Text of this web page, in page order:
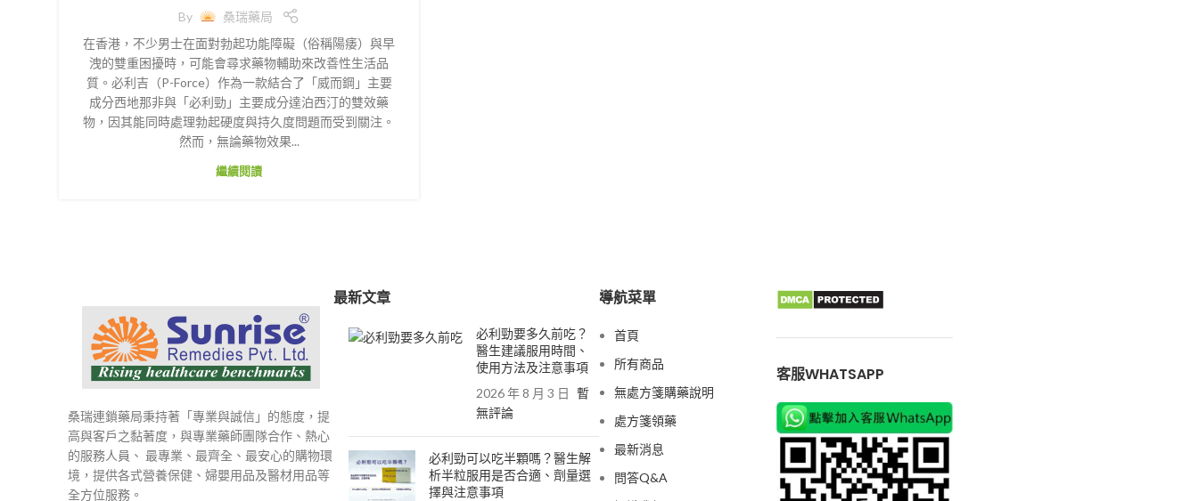
By
桑瑞藥局
在香港，不少男士在面對勃起功能障礙（俗稱陽痿）與早
洩的雙重困擾時，可能會尋求藥物輔助來改善性生活品
質。必利吉（P-Force）作為一款結合了「威而鋼」主要
成分西地那非與「必利勁」主要成分達泊西汀的雙效藥
物，因其能同時處理勃起硬度與持久度問題而受到關注。
然而，無論藥物效果...
繼續閱讀
桑瑞連鎖藥局秉持著「專業與誠信」的態度，提
高與客戶之黏著度，與專業藥師團隊合作、熱心
的服務人員、 最專業、最齊全、最安心的購物環
境，提供各式營養保健、婦嬰用品及醫材用品等
全方位服務。
最新文章
必利勁要多久前吃？
醫生建議服用時間、
使用方法及注意事項
2026 年 8 月 3 日 暫
無評論
必利勁可以吃半顆嗎？醫生解
析半粒服用是否合適、劑量選
擇與注意事項
導航菜單
首頁
所有商品
無處方箋購藥說明
處方箋領藥
最新消息
問答Q&A
客服WHATSAPP